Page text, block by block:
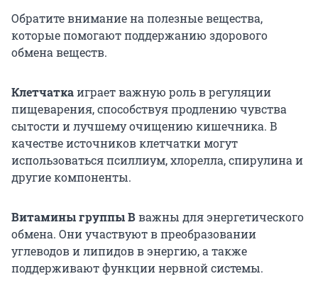
Обратите внимание на полезные вещества,
которые помогают поддержанию здорового
обмена веществ.
Клетчаткаиграет важную роль в регуляции
пищеварения, способствуя продлению чувства
сытости и лучшему очищению кишечника. В
качестве источников клетчатки могут
использоваться псиллиум, хлорелла, спирулина и
другие компоненты.
Витамины группы Вважны для энергетического
обмена. Они участвуют в преобразовании
углеводов и липидов в энергию, а также
поддерживают функции нервной системы.